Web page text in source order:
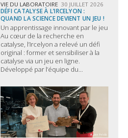
VIE DU LABORATOIRE 30 JUILLET 2026
DÉFI CATALYSE À L’IRCELYON :
QUAND LA SCIENCE DEVIENT UN JEU !
Un apprentissage innovant par le jeu
Au cœur de la recherche en
catalyse, l’Ircelyon a relevé un défi
original : former et sensibiliser à la
catalyse via un jeu en ligne.
Développé par l’équipe du...